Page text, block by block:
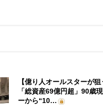
【億り人オールスターが狙
「総資産69億円超」90歳
ーから“10…